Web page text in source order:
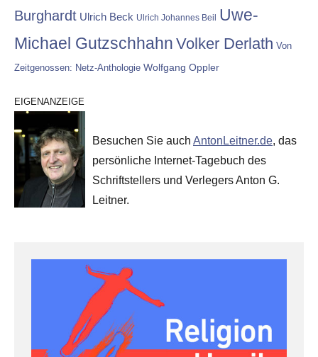
Burghardt Ulrich Beck Ulrich Johannes Beil Uwe-
Michael Gutzschhahn Volker Derlath Von
Zeitgenossen: Netz-Anthologie Wolfgang Oppler
EIGENANZEIGE
Besuchen Sie auch AntonLeitner.de, das
persönliche Internet-Tagebuch des
Schriftstellers und Verlegers Anton G.
Leitner.